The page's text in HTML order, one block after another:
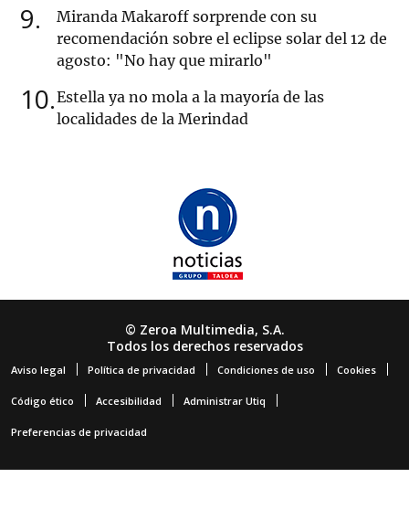
9
Miranda Makaroff sorprende con su
recomendación sobre el eclipse solar del 12 de
agosto: "No hay que mirarlo"
10 Estella ya no mola a la mayoría de las
localidades de la Merindad
© Zeroa Multimedia, S.A.
Todos los derechos reservados
Aviso legal Política de privacidad Condiciones de uso Cookies
Código ético Accesibilidad Administrar Utiq
Preferencias de privacidad